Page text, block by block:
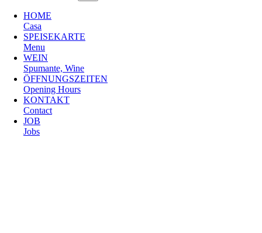
HOME
Casa
SPEISEKARTE
Menu
WEIN
Spumante, Wine
ÖFFNUNGSZEITEN
Opening Hours
KONTAKT
Contact
JOB
Jobs